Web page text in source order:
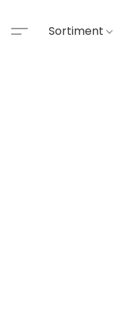
Sortiment